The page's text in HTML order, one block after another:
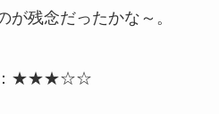
が残念だったかな～。
★★★☆☆